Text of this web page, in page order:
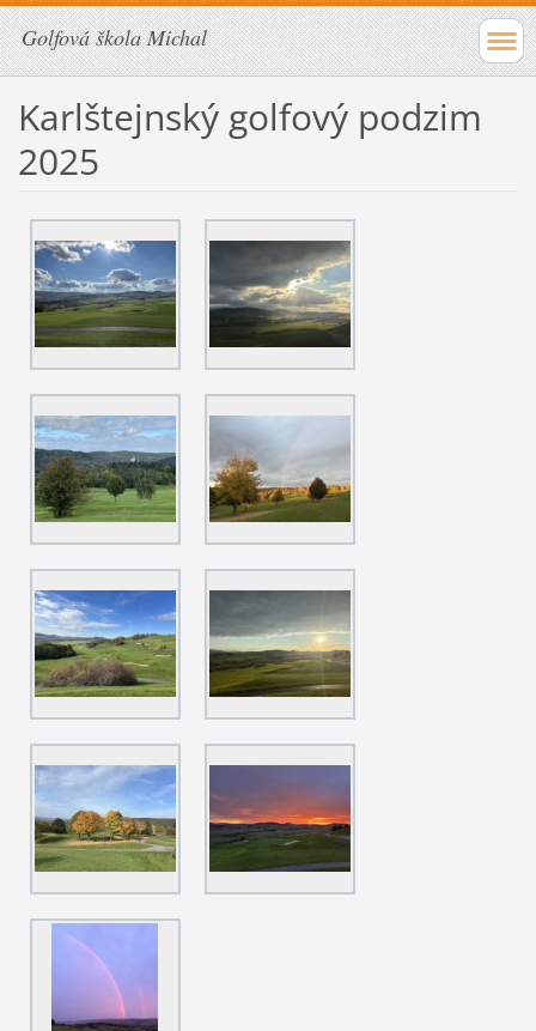
Golfová škola Michal
Karlštejnský golfový podzim
2025